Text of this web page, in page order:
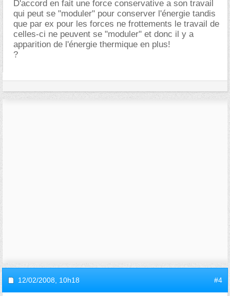
D'accord en fait une force conservative a son travail
qui peut se "moduler" pour conserver l'énergie tandis
que par ex pour les forces ne frottements le travail de
celles-ci ne peuvent se "moduler" et donc il y a
apparition de l'énergie thermique en plus!
?
12/02/2008, 10h18 #4